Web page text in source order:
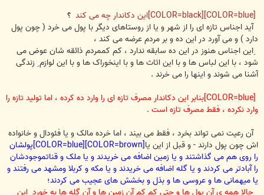
؟
آید اجناس تازه ای را از شهر و یا از روستاهای دیگر با پول می خرد ( چون پول
دارد ) و می آورد در این ده و بر مردم عرضه می کند ،
ِاین اجناس هنوز در این ده سابقه ندارد ، کم کممردم ذائقه شان عوض می
شود ، با این لباس ها و با این اثاث ها و با اینخوراک ها و با این لوازم ِ زندگی
آشنا می شوند و اینها را می خرند .
[COLOR=blue]بنابر این دکاندار مصرف تازه ای را وارد ده کرده ، اما تولید تازه را
وارد نکرده ، فقط مصرف تازه است .
آن رعیت نمی تواند بخرد ، فقط می بیند ، اما خرده مالک و یا فئودال و خانواده
اش چون پول دارند - و قبل از این یا
[COLOR=brown][COLOR=blue]پولشان
را روی هم می گذاشتند و یا زمین اضافه می خریدند و یا ملک و قناتموجودشان
را آبادتر می کردند و یا گله اضافه می خریدند و یا مکه و کربلا ومشهد می رفتند و
یا میهمانی ها و عروسی ها و بذل و بخشش های عجیب می کردند؛